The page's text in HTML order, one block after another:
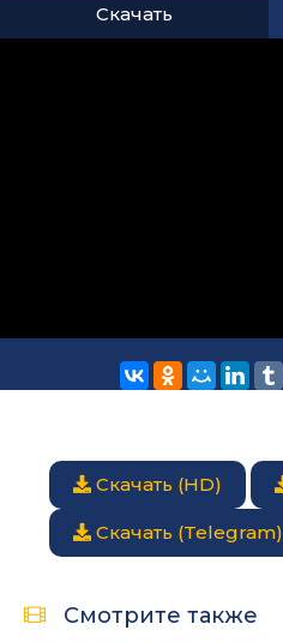
Скачать
Скачать (HD)
Скачать (Telegram)
Смотрите также